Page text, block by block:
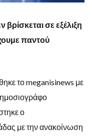
σε εξέλιξη
παντού
το meganisinews με
ο
με την ανακοίνωση